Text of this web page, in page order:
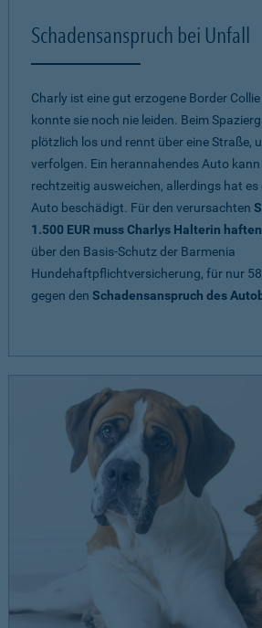
Schadensanspruch bei Unfall
Charly ist eine gut erzogene Border
konnte sie noch nie leiden. Beim
plötzlich los und rennt über eine Straße,
verfolgen. Ein herannahendes Auto
rechtzeitig ausweichen, allerdings hat es
Auto beschädigt. Für den verursachten
1.500 EUR muss Charlys Halterin haften
über den Basis-Schutz der Barmenia
Hundehaftpflichtversicherung, für nur
gegen den Schadensanspruch des